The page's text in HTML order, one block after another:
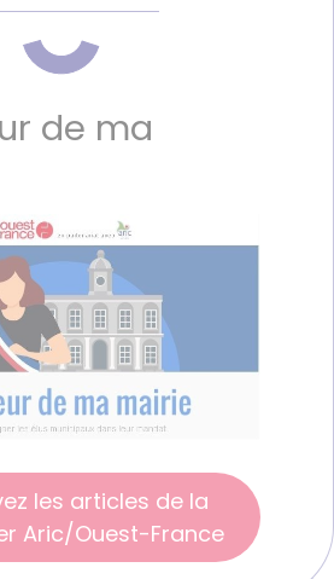
de ma
les articles de la
Aric/Ouest-France